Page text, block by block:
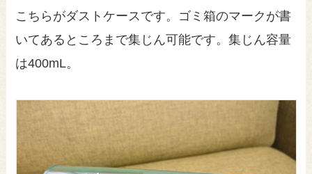
こちらがダストケースです。ゴミ箱のマークが書
いてあるところまで集じん可能です。集じん容量
は400mL。